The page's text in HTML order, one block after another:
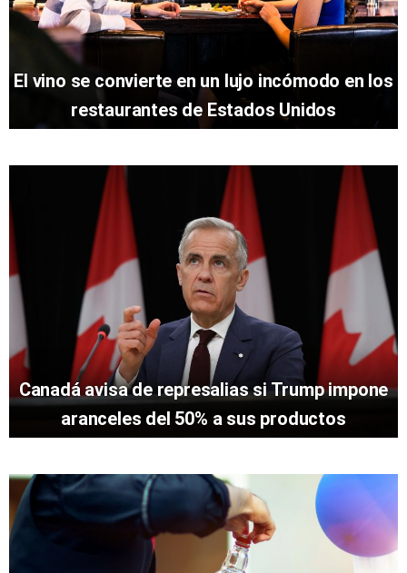
El vino se convierte en un lujo incómodo en los
restaurantes de Estados Unidos
Canadá avisa de represalias si Trump impone
aranceles del 50% a sus productos